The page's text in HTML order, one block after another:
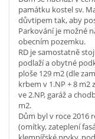
památku kostel sv.
důvtipem tak, aby
Parkování je možné
obecním pozemku.
RD je samostatně
podlaží a obytné
ploše 129 m2 (dle
krbem v 1.NP + 8 m2
ve 2.NP, garáž a
m2.
Dům byl v roce 2016
(omítky, zateplení